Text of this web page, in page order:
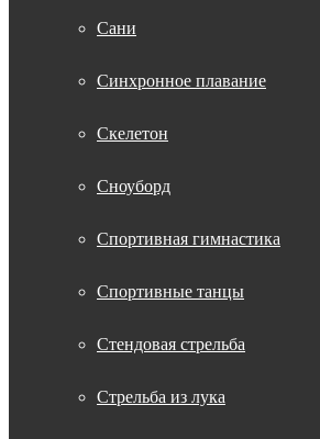
Сани
Синхронное плавание
Скелетон
Сноуборд
Спортивная гимнастика
Спортивные танцы
Стендовая стрельба
Стрельба из лука